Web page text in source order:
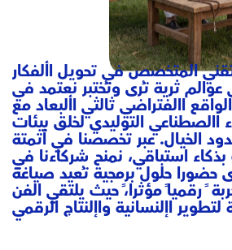
المتخصص في تحويل األفكار
عوالم ثرية تُرى وتُختبر نعتمد في
االفتراضي ثالثي األبعاد مع
االصطناعي التوليدي لخلق بيئات
الخيال. عبر تخصصنا في أتمتة
بذكاء استباقي، نمنح شركاءنا في
حضورا حلول برمجية تُعيد صياغة
رقمياً مؤثرا،ً حيث يلتقي الفن
لتطوير اإلنسانية واإلنتاج الرقمي